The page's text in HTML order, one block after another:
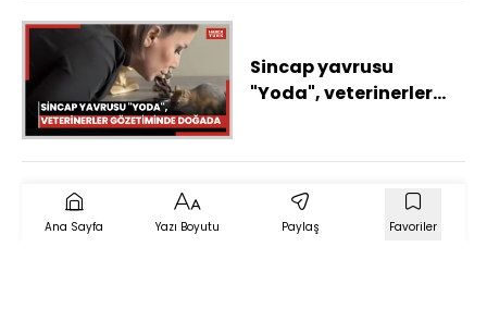
Sincap yavrusu
"Yoda", veterinerler
öğreniyor
Ana Sayfa Yazı Boyutu Paylaş Favoriler